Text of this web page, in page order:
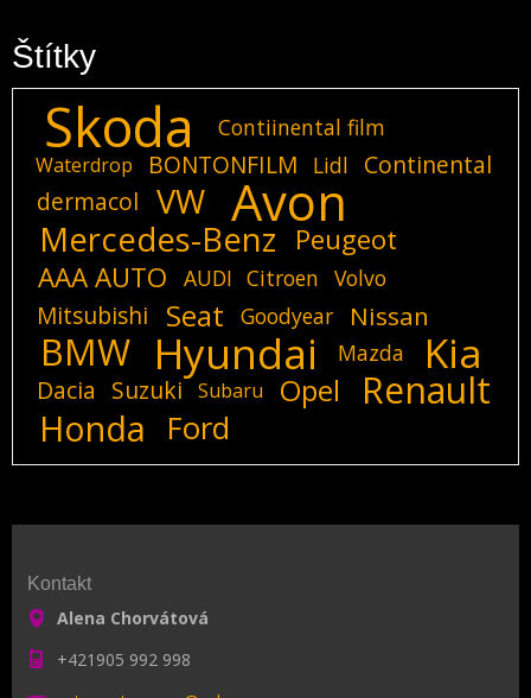
Štítky
Skoda Contiinental film
Waterdrop BONTONFILM Lidl
Continental
dermacol
VW Avon
Mercedes-Benz
Peugeot
AAA AUTO
AUDI Citroen Volvo
Mitsubishi Seat Goodyear Nissan
BMW Hyundai Mazda Kia
Dacia Suzuki Subaru Opel Renault
Honda Ford
Kontakt
Alena Chorvátová
+421905 992 998